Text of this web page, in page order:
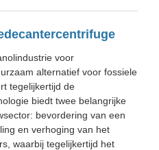
voor
alternatief voor fossiele
tegelijkertijd de
biedt twee belangrijke
bevordering van een
en verhoging van het
waarbij tegelijkertijd het